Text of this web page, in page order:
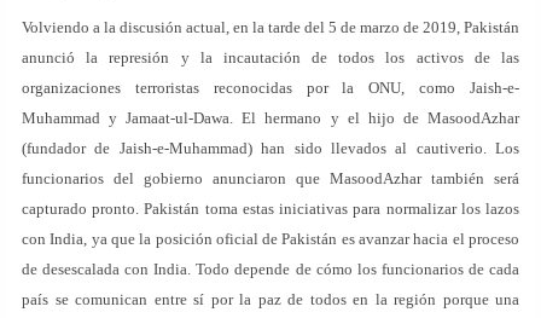
Volviendo a la discusión actual, en la tarde del 5 de marzo de 2019, Pakistán
anunció la represión y la incautación de todos los activos de las
organizaciones terroristas reconocidas por la ONU, como Jaish-e-
Muhammad y Jamaat-ul-Dawa. El hermano y el hijo de MasoodAzhar
(fundador de Jaish-e-Muhammad) han sido llevados al cautiverio. Los
funcionarios del gobierno anunciaron que MasoodAzhar también será
capturado pronto. Pakistán toma estas iniciativas para normalizar los lazos
con India, ya que la posición oficial de Pakistán es avanzar hacia el proceso
de desescalada con India. Todo depende de cómo los funcionarios de cada
país se comunican entre sí por la paz de todos en la región porque una